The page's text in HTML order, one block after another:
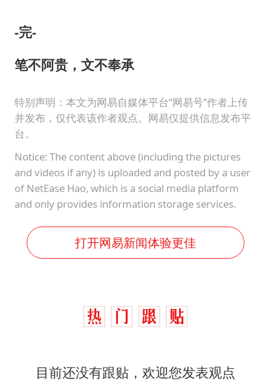
-完-
笔不阿贵，文不奉承
特别声明：本文为网易自媒体平台“网易号”作者上传
并发布，仅代表该作者观点。网易仅提供信息发布平
台。
Notice: The content above (including the pictures
and videos if any) is uploaded and posted by a user
of NetEase Hao, which is a social media platform
and only provides information storage services.
打开网易新闻体验更佳
目前还没有跟贴，欢迎您发表观点